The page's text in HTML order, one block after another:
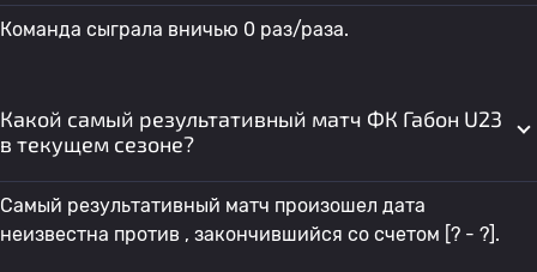
Команда сыграла вничью 0 раз/раза.
Какой самый результативный матч ФК Габон U23
в текущем сезоне?
Самый результативный матч произошел дата
неизвестна против , закончившийся со счетом [? - ?].